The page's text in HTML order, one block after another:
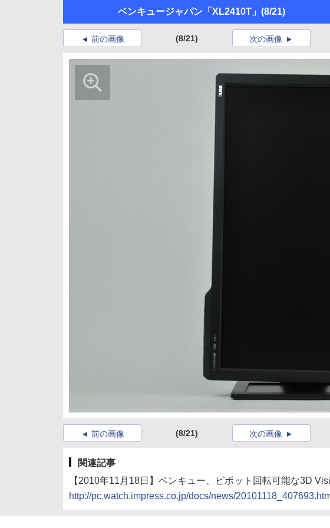
ベンキュージャパン「XL2410T」 (8/21)
前の画像 (8/21) 次の画像
前の画像 (8/21) 次の画像
関連記事
【2010年11月18日】ベンキュー、ピボット回転可能な3D
http://pc.watch.impress.co.jp/docs/news/